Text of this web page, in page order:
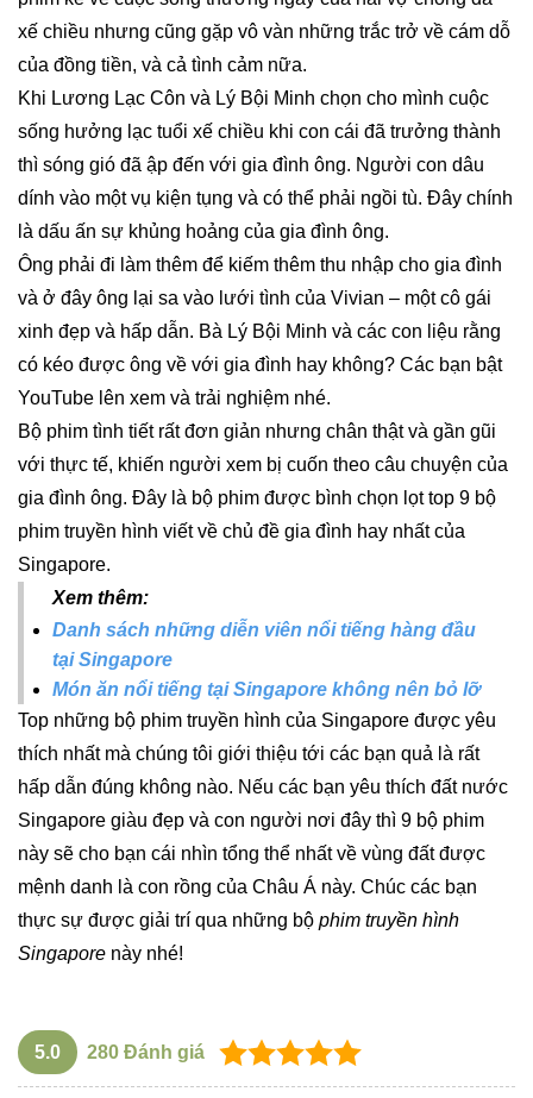
xế chiều nhưng cũng gặp vô vàn những trắc trở về cám dỗ
của đồng tiền, và cả tình cảm nữa.
Khi Lương Lạc Côn và Lý Bội Minh chọn cho mình cuộc
sống hưởng lạc tuổi xế chiều khi con cái đã trưởng thành
thì sóng gió đã ập đến với gia đình ông. Người con dâu
dính vào một vụ kiện tụng và có thể phải ngồi tù. Đây chính
là dấu ấn sự khủng hoảng của gia đình ông.
Ông phải đi làm thêm để kiếm thêm thu nhập cho gia đình
và ở đây ông lại sa vào lưới tình của Vivian – một cô gái
xinh đẹp và hấp dẫn. Bà Lý Bội Minh và các con liệu rằng
có kéo được ông về với gia đình hay không? Các bạn bật
YouTube lên xem và trải nghiệm nhé.
Bộ phim tình tiết rất đơn giản nhưng chân thật và gần gũi
với thực tế, khiến người xem bị cuốn theo câu chuyện của
gia đình ông. Đây là bộ phim được bình chọn lọt top 9 bộ
phim truyền hình viết về chủ đề gia đình hay nhất của
Singapore.
Xem thêm:
Danh sách những diễn viên nổi tiếng hàng đầu
tại Singapore
Món ăn nổi tiếng tại Singapore không nên bỏ lỡ
Top những bộ phim truyền hình của Singapore được yêu
thích nhất mà chúng tôi giới thiệu tới các bạn quả là rất
hấp dẫn đúng không nào. Nếu các bạn yêu thích đất nước
Singapore giàu đẹp và con người nơi đây thì 9 bộ phim
này sẽ cho bạn cái nhìn tổng thể nhất về vùng đất được
mệnh danh là con rồng của Châu Á này. Chúc các bạn
thực sự được giải trí qua những bộ phim truyền hình
Singapore này nhé!
5.0 280 Đánh giá